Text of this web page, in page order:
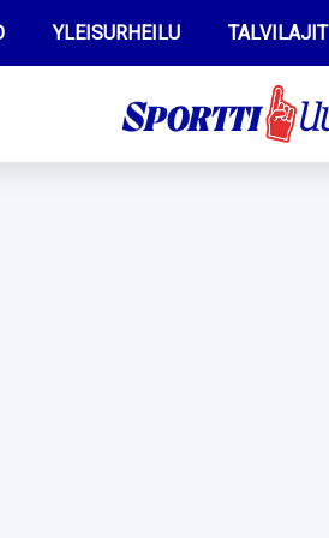
YLEISURHEILU TALVILAJIT